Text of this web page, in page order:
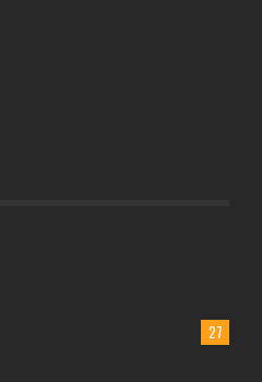
27